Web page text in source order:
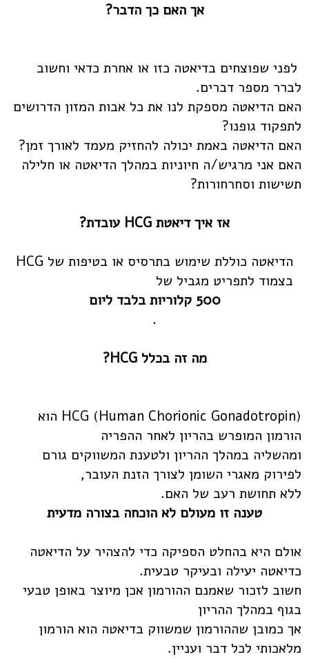
אך האם כך הדבר?
לפני שפוצחים בדיאטה כזו או אחרת כדאי וחשוב
לברר מספר דברים.
האם הדיאטה מספקת לנו את כל אבות המזון הדרושים
לתפקוד גופנו?
האם הדיאטה באמת יכולה להחזיק מעמד לאורך זמן?
האם אני מרגיש/ה חיוניות במהלך הדיאטה או חלילה
תשישות וסחרחורות?
אז איך דיאטת HCG עובדת?
הדיאטה כוללת שימוש בתרסיס או בטיפות של HCG
בצמוד לתפריט מגביל של
500 קלוריות בלבד ליום
.
מה זה בכלל HCG?
(HCG (Human Chorionic Gonadotropin הוא
הורמון המופרש בהריון לאחר ההפריה
ומהשליה במהלך ההריון ולטענת המשווקים גורם
לפירוק מאגרי השומן לצורך הזנת העובר,
ללא תחושת רעב של האם.
טענה זו מעולם לא הוכחה בצורה מדעית
אולם היא בהחלט הספיקה כדי להצהיר על הדיאטה
כדיאטה יעילה ובעיקר טבעית.
חשוב לזכור שאמנם ההורמון אכן מיוצר באופן טבעי
בגוף במהלך ההריון
אך כמובן שההורמון שמשווק בדיאטה הוא הורמון
מלאכותי לכל דבר ועניין.